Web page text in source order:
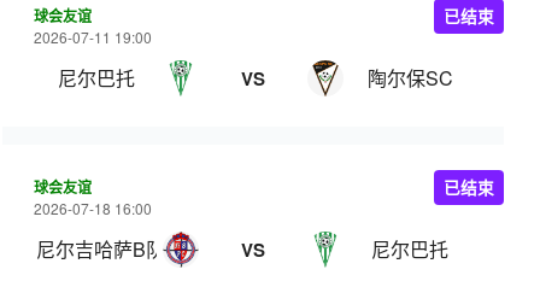
球会友谊
2026-07-11 19:00
尼尔巴托 VS 陶尔保SC
已结束
球会友谊
2026-07-18 16:00
尼尔吉哈萨B队 VS 尼尔巴托
已结束